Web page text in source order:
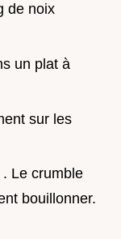
de noix
un plat à
sur les
. Le crumble
bouillonner.